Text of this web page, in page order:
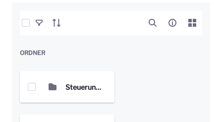
Elemente auswählen
ORDNER
Steuerungsgruppe